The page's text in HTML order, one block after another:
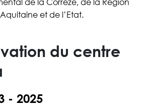
de la Corrèze, de la Région
et de l’Etat.
du centre
- 2025